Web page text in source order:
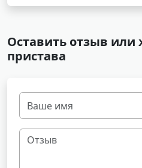
Оставить отзыв или
пристава